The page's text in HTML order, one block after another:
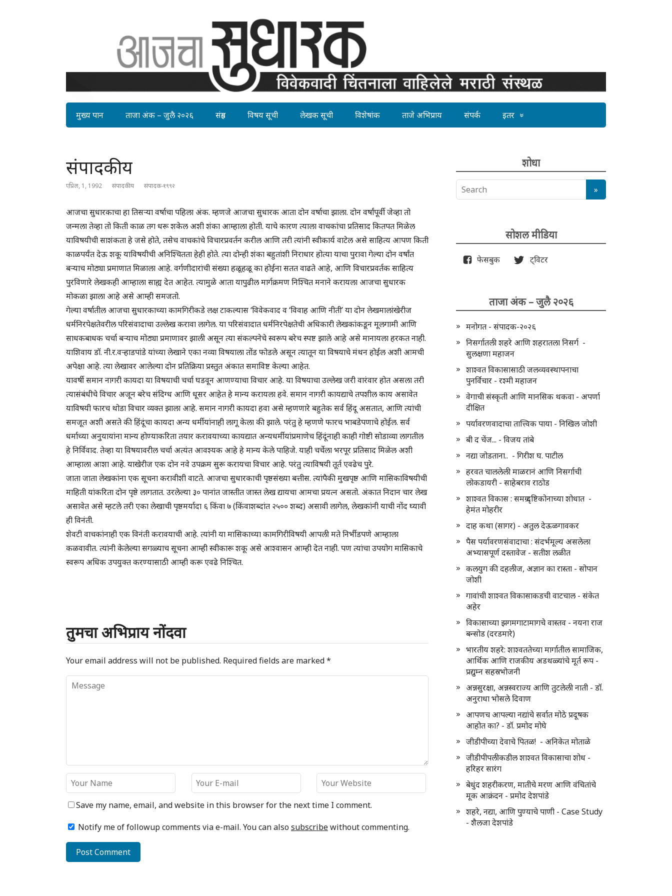
मुख्य पान ताजा अंक – जुलै २०२६ संग्रह विषय सूची लेखक सूची विशेषांक ताजे अभिप्राय संपर्क इतर
संपादकीय
एप्रिल, 1, 1992 संपादकीय संपादक-१९९२
आजचा सुधारकाचा हा तिसर्‍या वर्षाचा पहिला अंक. म्हणजे आजचा सुधारक आता दोन वर्षाचा झाला. दोन वर्षांपूर्वी जेव्हा तो
जन्मला तेव्हा तो किती काळ तग धरू शकेल अशी शंका आम्हाला होती. याचे कारण त्याला वाचकांचा प्रतिसाद कितपत मिळेल
याविषयीची साशंकता हे जसे होते, तसेच वाचकांचे विचारप्रवर्तन करील आणि तरी त्यांनी स्वीकार्य वाटेल असे साहित्य आपण किती
काळपर्यंत देऊ शकू याविषयीची अनिश्चितता हेही होते. त्या दोन्ही शंका बहुतांशी निराधार होत्या याचा पुरावा गेल्या दोन वर्षांत
बर्‍याच मोठ्या प्रमाणात मिळाला आहे. वर्गणीदारांची संख्या हळूहळू का होईना सतत वाढते आहे, आणि विचारप्रवर्तक साहित्य
पुरविणारे लेखकही आम्हाला साह्य देत आहेत. त्यामुळे आता यापुढील मार्गक्रमण निश्चित मनाने करायला आजचा सुधारक
मोकळा झाला आहे असे आम्ही समजतो.
गेल्या वर्षातील आजचा सुधारकाच्या कामगिरीकडे लक्ष टाकल्यास ‘विवेकवाद व ‘विवाह आणि नीती’ या दोन लेखमालांखेरीज
धर्मनिरपेक्षतेवरील परिसंवादाचा उल्लेख करावा लागेल. या परिसंवादात धर्मनिरपेक्षतेची अधिकारी लेखकांकडून मूलगामी आणि
साधकबाधक चर्चा बर्‍याच मोठ्या प्रमाणावर झाली असून त्या संकल्पनेचे स्वरूप बरेच स्पष्ट झाले आहे असे मानायला हरकत नाही.
याशिवाय डॉ. नी.र.वऱ्हाडपांडे यांच्या लेखाने एका नव्या विषयाला तोंड फोडले असून त्यातून या विषयाचे मंथन होईल अशी आमची
अपेक्षा आहे. त्या लेखावर आलेल्या दोन प्रतिक्रिया प्रस्तुत अंकात समाविष्ट केल्या आहेत.
यावर्षी समान नागरी कायदा या विषयाची चर्चा घडवून आणण्याचा विचार आहे. या विषयाचा उल्लेख जरी वारंवार होत असला तरी
त्यासंबंधीचे विचार अजून बरेच संदिग्ध आणि धूसर आहेत हे मान्य करायला हवे. समान नागरी कायद्याचे तपशील काय असावेत
याविषयी फारच थोडा विचार व्यक्त झाला आहे. समान नागरी कायदा हवा असे म्हणणारे बहुतेक सर्व हिंदू असतात, आणि त्यांची
समजूत अशी असते की हिंदूंचा कायदा अन्य धर्मीयांनाही लागू केला की झाले. परंतु हे म्हणणे फारच भाबडेपणाचे होईल. सर्व
धर्माच्या अनुयायांना मान्य होण्याकरिता तयार करावयाच्या कायद्यात अन्यधर्मीयांप्रमाणेच हिंदूंनाही काही गोष्टी सोडाव्या लागतील
हे निर्विवाद. तेव्हा या विषयावरील चर्चा अत्यंत आवश्यक आहे हे मान्य केले पाहिजे. याही चर्चेला भरपूर प्रतिसाद मिळेल अशी
आम्हाला आशा आहे. याखेरीज एक दोन नवे उपक्रम सुरू करायचा विचार आहे. परंतु त्याविषयी तूर्त एवढेच पुरे.
जाता जाता लेखकांना एक सूचना करावीशी वाटते. आजचा सुधारकाची पृष्ठसंख्या बत्तीस. त्यांपैकी मुखपृष्ठ आणि मासिकाविषयीची
माहिती यांकरिता दोन पृष्ठे लागतात. उरलेल्या ३० पानांत जास्तीत जास्त लेख द्यायचा आमचा प्रयत्न असतो. अंकात निदान चार लेख
असावेत असे म्हटले तरी एका लेखाची पृष्ठमर्यादा ६ किंवा ७ (किंवाशब्दांत २५०० शब्द) असावी लागेल, लेखकांनी याची नोंद घ्यावी
ही विनंती.
शेवटी वाचकांनाही एक विनंती करावयाची आहे. त्यांनी या मासिकाच्या कामगिरीविषयी आपली मते निर्भीडपणे आम्हाला
कळवावीत. त्यांनी केलेल्या सगळ्याच सूचना आम्ही स्वीकारू शकू असे आश्वासन आम्ही देत नाही. पण त्यांचा उपयोग मासिकाचे
स्वरूप अधिक उपयुक्त करण्यासाठी आम्ही करू एवढे निश्चित.
तुमचा अभिप्राय नोंदवा
Your email address will not be published. Required fields are marked*
Save my name, email, and website in this browser for the next time I comment.
Notify me of followup comments via e-mail. You can alsosubscribewithout commenting.
शोधा
सोशल मीडिया
फेसबुक ट्विटर
ताजा अंक – जुलै २०२६
मनोगत - संपादक-२०२६
निसर्गातली शहरे आणि शहरातला निसर्ग -
सुलक्षणा महाजन
शाश्वत विकासासाठी जलव्यवस्थापनाचा
पुनर्विचार - रश्मी महाजन
वेगाची संस्कृती आणि मानसिक थकवा - अपर्णा
दीक्षित
पर्यावरणवादाचा तात्त्विक पाया - निखिल जोशी
बी द चेंज... - विजय तांबे
नद्या जोडताना.. - गिरीश घ. पाटील
हरवत चाललेली माळरानं आणि निसर्गाची
लोकडायरी - साहेबराव राठोड
शाश्वत विकास : समग्र दृष्टिकोनाच्या शोधात -
हेमंत मोहरीर
दाह कथा (सागर) - अतुल देऊळगावकर
पैस पर्यावरणसंवादाचा : संदर्भमूल्य असलेला
अभ्यासपूर्ण दस्तावेज - सतीश लळीत
कलयुग की दहलीज, अज्ञान का रास्ता - सोपान
जोशी
गावांची शाश्वत विकासाकडची वाटचाल - संकेत
अहेर
विकासाच्या झगमगाटामागचे वास्तव - नयना राज
बन्सोड (दरडमारे)
भारतीय शहरे: शाश्वततेच्या मार्गातील सामाजिक,
आर्थिक आणि राजकीय अडथळ्यांचे मूर्त रूप -
प्रद्युम्न सहस्रभोजनी
अन्नसुरक्षा, अन्नस्वराज्य आणि तुटलेली नाती - डॉ.
अनुराधा भोसले दिवाण
आपणच आपल्या नद्यांचे सर्वात मोठे प्रदूषक
आहोत का? - डॉ. प्रमोद मोघे
जीडीपीच्या देवाचे पितळ! - अनिकेत मोताळे
जीडीपीपलीकडील शाश्वत विकासाचा शोध -
हरिहर सारंग
बेधुंद शहरीकरण, मातीचे मरण आणि वंचितांचे
मूक आक्रंदन - प्रमोद देशपांडे
शहरे, नद्या, आणि पुण्याचे पाणी - Case Study
- शैलजा देशपांडे